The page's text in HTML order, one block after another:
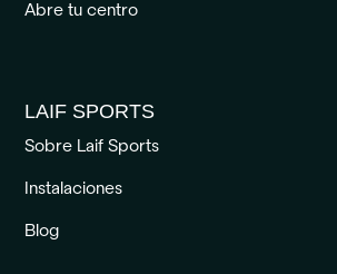
Abre tu centro
LAIF SPORTS
Sobre Laif Sports
Instalaciones
Blog